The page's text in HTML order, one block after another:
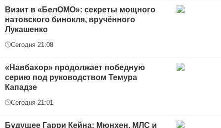
Визит в «БелОМО»: секреты мощного
натовского бинокля, вручённого
Лукашенко
Сегодня 21:08
«Навбахор» продолжает победную
серию под руководством Темура
Кападзе
Сегодня 21:01
Будущее Гарри Кейна: Мюнхен, МЛС и